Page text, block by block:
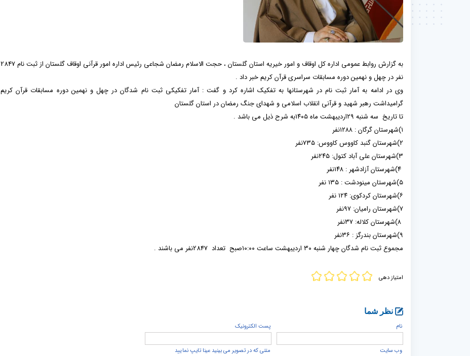
به گزارش روابط عمومی اداره کل اوقاف و امور خیریه استان گلستان ، حجت الاسلام رمضان شجاعی رئیس اداره امور قرآنی اوقاف گلستان از ثبت نام 2847
نفر در چهل و نهمین دوره مسابقات سراسری قرآن کریم خبر داد .
وی در ادامه به آمار ثبت نام در شهرستانها به تفکیک اشاره کرد و گفت : آمار تفکیکی ثبت نام شدگان در چهل و نهمین دوره مسابقات قرآن کریم
گرامیداشت رهبر شهید و قرآنی انقلاب اسلامی و شهدای جنگ رمضان در استان گلستان
تا تاریخ سه شنبه ۲۹اردیبهشت ماه ۱۴۰۵به شرح ذیل می باشد .
۱)شهرستان گرگان : ۱۲۸۸نفر
۲)شهرستان گنبد کاووس کاووس: ۷۳۵نفر
۳)شهرستان علی آباد کتول: ۲۴۵نفر
۵)شهرستان مینودشت : ۱۳۵ نفر
۶)شهرستان کردکوی: ۱۲۴ نفر
۷)شهرستان رامیان: ۹۷نفر
۹)شهرستان بندرگز : ۳۶نفر
مجموع ثبت نام شدگان چهار شنبه ۳۰ اردیبهشت ساعت ۱۰:۰۰صبح تعداد 2847نفر می باشند .
امتیاز دهی
نظر شما
نام
پست الكترونيک
وب سایت متنی که در تصویر می بینید عینا تایپ نمایید